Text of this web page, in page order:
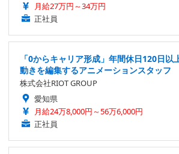
月給27万円～34万円
正社員
「0からキャリア形成」年間休日120日
動きを編集するアニメーションスタッフ
株式会社RIOT GROUP
愛知県
月給24万8,000円～56万6,000円
正社員